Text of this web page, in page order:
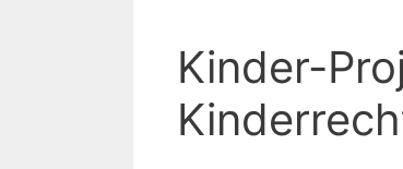
Kinder-